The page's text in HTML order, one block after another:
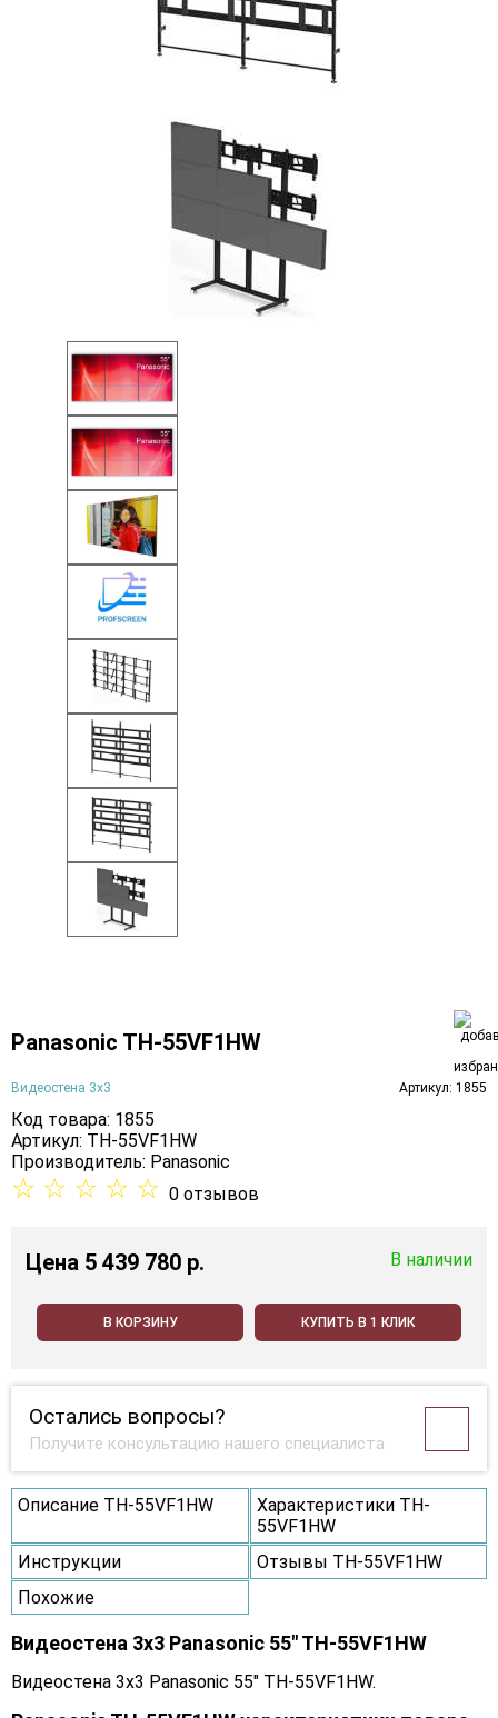
Panasonic TH-55VF1HW
Видеостена 3х3 Артикул: 1855
Код товара: 1855
Артикул: TH-55VF1HW
Производитель: Panasonic
☆ ☆ ☆ ☆ ☆ 0 отзывов
Цена 5 439 780 p. В наличии
В КОРЗИНУ КУПИТЬ В 1 КЛИК
Остались вопросы?
Получите консультацию нашего специалиста
Описание TH-55VF1HW
Характеристики TH-
55VF1HW
Инструкции
Отзывы TH-55VF1HW
Похожие
Видеостена 3x3 Panasonic 55" TH-55VF1HW
Видеостена 3x3 Panasonic 55" TH-55VF1HW.